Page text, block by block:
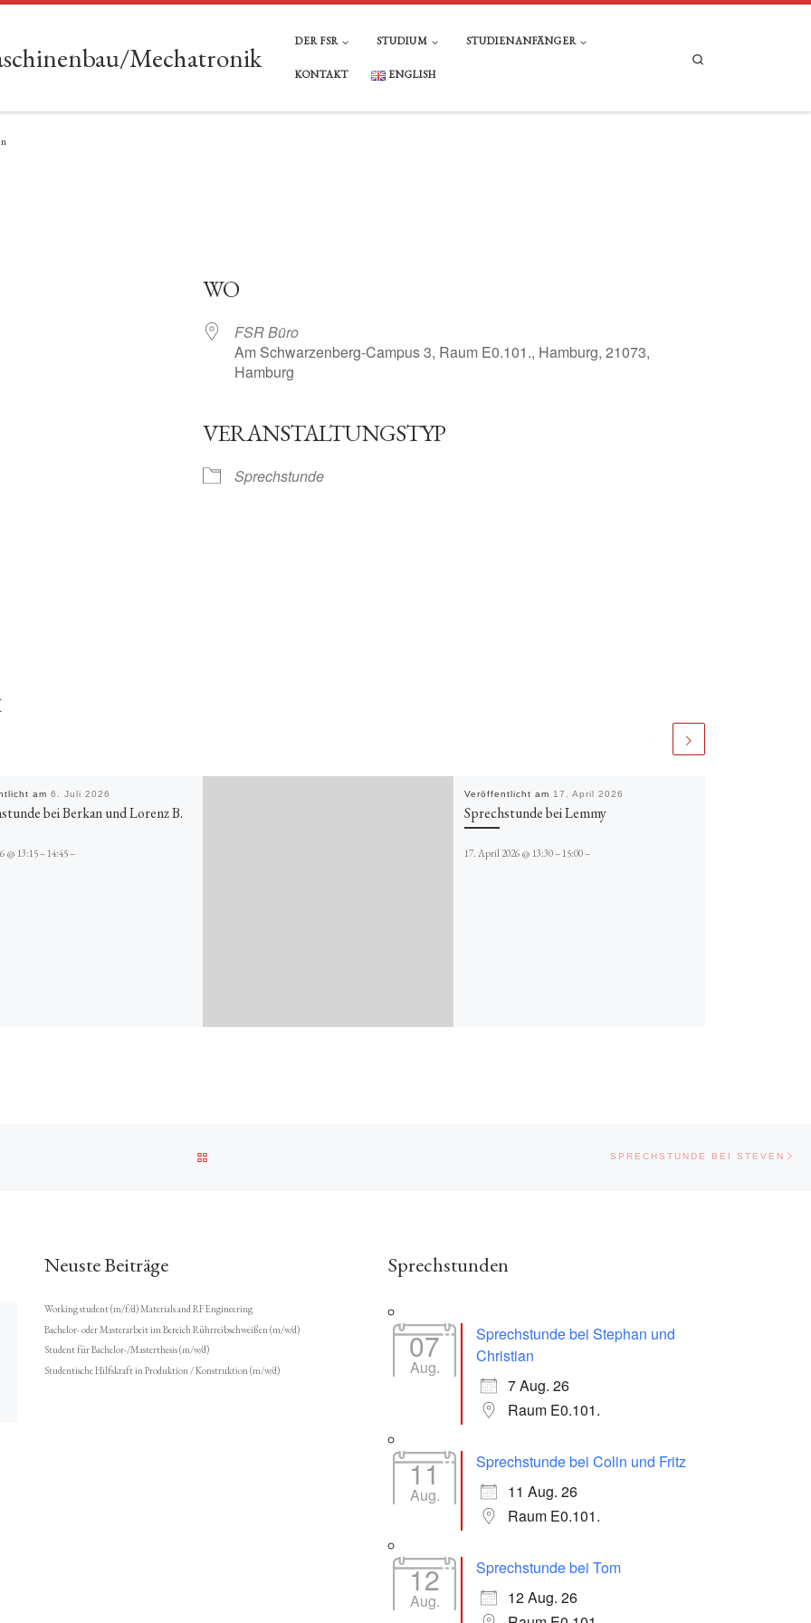
Mechatronik DER FSR STUDIUM STUDIENANFÄNGER
KONTAKT ENGLISH
iCalendar
WO
FSR Büro
Am Schwarzenberg-Campus 3, Raum E0.101., Hamburg, 21073,
Hamburg
VERANSTALTUNGSTYP
Sprechstunde
am 6. Juli 2026
bei Berkan und Lorenz B.
@ 13:15 – 14:45 –
Veröffentlicht am 17. April 2026
Sprechstunde bei Lemmy
17. April 2026 @ 13:30 – 15:00 –
SPRECHSTUNDE BEI STEVEN
Neuste Beiträge
Working student (m/f/d) Materials and RF Engineering
Bachelor- oder Masterarbeit im Bereich Rührreibschweißen (m/w/d)
Student für Bachelor-/Masterthesis (m/w/d)
Studentische Hilfskraft in Produktion / Konstruktion (m/w/d)
Sprechstunden
07
Aug.
Sprechstunde bei Stephan und
Christian
7 Aug. 26
Raum E0.101.
11
Aug.
Sprechstunde bei Colin und Fritz
11 Aug. 26
Raum E0.101.
12
Aug.
Sprechstunde bei Tom
12 Aug. 26